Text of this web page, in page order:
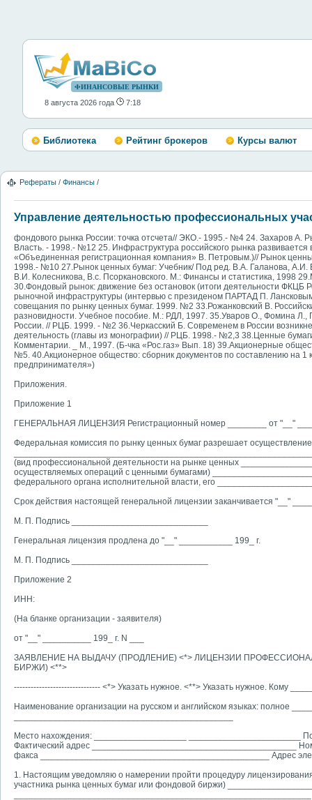
ФИНАНСОВЫЕ РЫНКИ
8 августа 2026 года 7:18
Библиотека Рейтинг брокеров Курсы валют
Рефераты / Финансы /
Управление деятельностью профессиональных
фондового рынка России: точка отсчета// ЭКО.- 1995.- №4 24. Захаров А.
Власть. - 1998.- №12 25. Инфраструктура российского рынка
«Объединенная регистрационная компания» В. Петровым.)// Рынок
1998.- №10 27.Рынок ценных бумаг: Учебник/ Под ред. В.А. Галанова,
В.И. Колесникова, В.с. Псоркановского. М.: Финансы и статистика, 1998
30.Фондовый рынок: движение без остановок (итоги деятельности
рыночной инфраструктуры (интервью с президеном ПАРТАД П.
совещания по рынку ценных бумаг. 1999. №2 33.Рожанковский В.
разновидности. Учебное пособие. М.: РДЛ, 1997. 35.Уваров О., Фомина Л.,
России. // РЦБ. 1999. - №2 36.Черкасский Б. Современем в России
деятельность (главы из монографии) // РЦБ. 1998.- №2,3 38.Ценные
Комментарии. _ М., 1997. (Б-чка «Рос.газ» Вып. 18) 39.Акционерные
№5. 40.Акционерное общество: сборник документов по составлению на
предпринимателя»)
Приложения.
Приложение 1
ГЕНЕРАЛЬНАЯ ЛИЦЕНЗИЯ Регистрационный номер ________ от "__"
Федеральная комиссия по рынку ценных бумаг разрешает
(вид профессиональной деятельности на рынке ценных
осуществляемых операций с ценными бумагами)
федерального органа исполнительной власти, его
Срок действия настоящей генеральной лицензии заканчивается "__"
М. П. Подпись ____________________________
Генеральная лицензия продлена до "__" ___________ 199_ г.
М. П. Подпись ____________________________
Приложение 2
ИНН:
(На бланке организации - заявителя)
от "__" __________ 199_ г. N ___
ЗАЯВЛЕНИЕ НА ВЫДАЧУ (ПРОДЛЕНИЕ) <*> ЛИЦЕНЗИИ
БИРЖИ) <**>
------------------------------- <*> Указать нужное. <**> Указать нужное. Кому
Наименование организации на русском и английском языках: полное
Место нахождения: ___________________
_______________________
Фактический адрес __________________________________________
факса _______________________________________________ Адрес
1. Настоящим уведомляю о намерении пройти процедуру
участника рынка ценных бумаг или фондовой биржи)